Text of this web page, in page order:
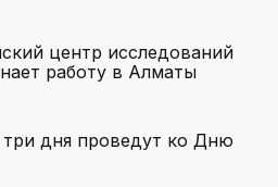
центр исследований
работу в Алматы
дня проведут ко Дню